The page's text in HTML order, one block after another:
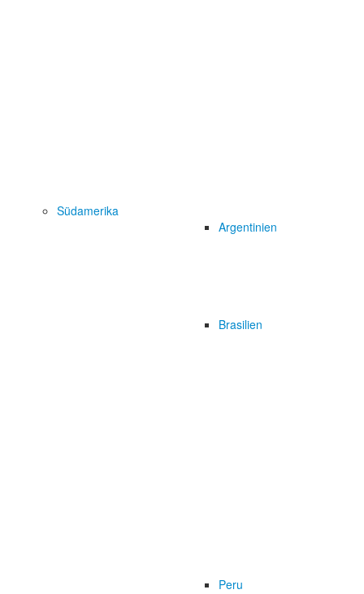
Südamerika
Argentinien
Brasilien
Peru